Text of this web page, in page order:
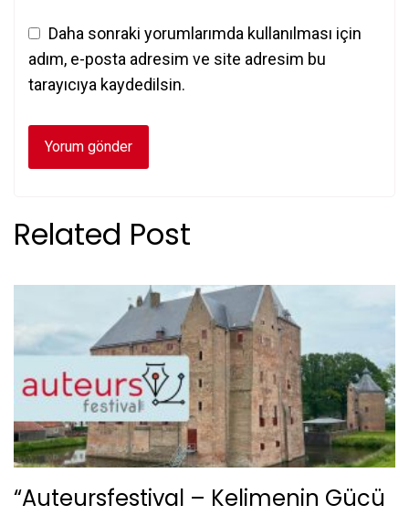
Daha sonraki yorumlarımda kullanılması için
adım, e-posta adresim ve site adresim bu
tarayıcıya kaydedilsin.
Related Post
“Auteursfestival – Kelimenin Gücü